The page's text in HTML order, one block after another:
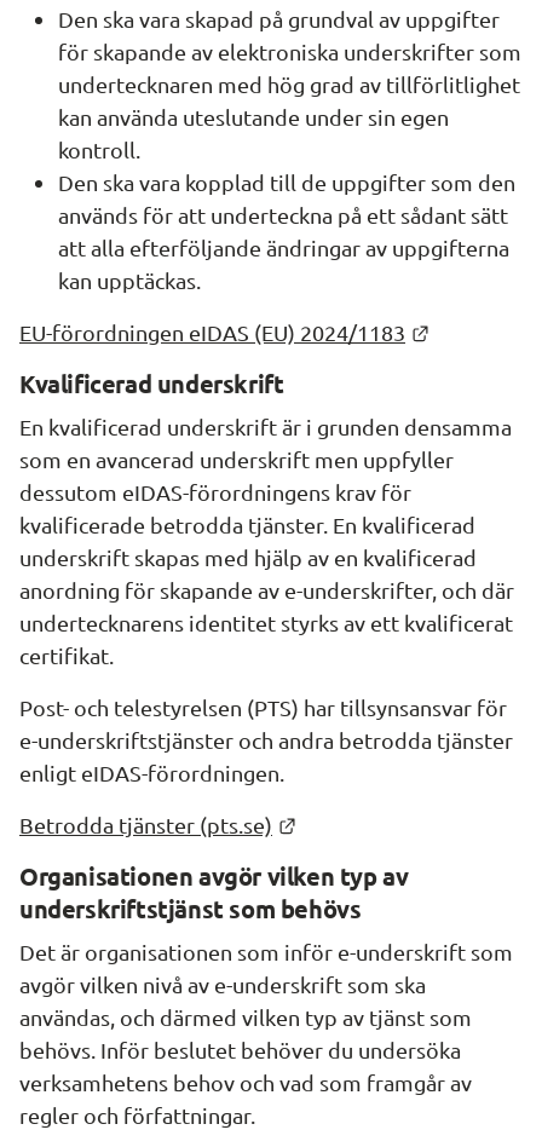
Den ska vara skapad på grundval av uppgifter
för skapande av elektroniska underskrifter som
undertecknaren med hög grad av tillförlitlighet
kan använda uteslutande under sin egen
kontroll.
Den ska vara kopplad till de uppgifter som den
används för att underteckna på ett sådant sätt
att alla efterföljande ändringar av uppgifterna
kan upptäckas.
EU-förordningen eIDAS (EU) 2024/1183
Kvalificerad underskrift
En kvalificerad underskrift är i grunden densamma
som en avancerad underskrift men uppfyller
dessutom eIDAS-förordningens krav för
kvalificerade betrodda tjänster. En kvalificerad
underskrift skapas med hjälp av en kvalificerad
anordning för skapande av e-underskrifter, och där
undertecknarens identitet styrks av ett kvalificerat
certifikat.
Post- och telestyrelsen (PTS) har tillsynsansvar för
e-underskriftstjänster och andra betrodda tjänster
enligt eIDAS-förordningen.
Betrodda tjänster (pts.se)
Organisationen avgör vilken typ av
underskriftstjänst som behövs
Det är organisationen som inför e-underskrift som
avgör vilken nivå av e-underskrift som ska
användas, och därmed vilken typ av tjänst som
behövs. Inför beslutet behöver du undersöka
verksamhetens behov och vad som framgår av
regler och författningar.